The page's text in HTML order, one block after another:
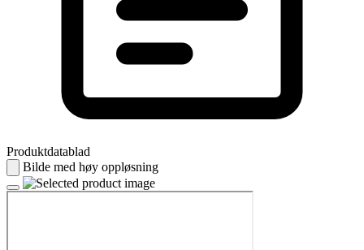
Produktdatablad
Bilde med høy oppløsning